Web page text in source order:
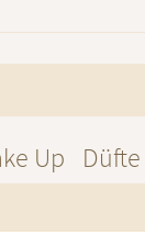
Up Düfte